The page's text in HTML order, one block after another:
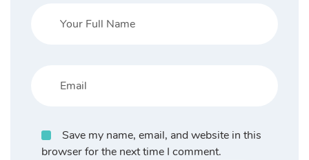
Save my name, email, and website in this
browser for the next time I comment.